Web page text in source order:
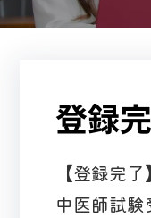
登録
【登録完
中医師試